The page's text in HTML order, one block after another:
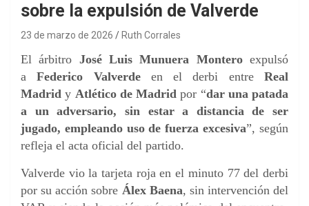
sobre la expulsión de Valverde
23 de marzo de 2026 Ruth Corrales
El árbitro José Luis Munuera Monteroexpulsó
aFederico Valverdeen el derbi entreReal
Madrid y Atlético de Madrid por “dar una patada
a un adversario, sin estar a distancia de ser
jugado, empleando uso de fuerza excesiva”, según
refleja el acta oficial del partido.
Valverde vio la tarjeta roja en el minuto 77 del derbi
por su acción sobre Álex Baena, sin intervención del